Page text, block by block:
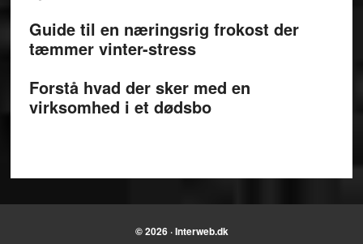
Guide til en næringsrig frokost der
tæmmer vinter-stress
Forstå hvad der sker med en
virksomhed i et dødsbo
© 2026 · Interweb.dk